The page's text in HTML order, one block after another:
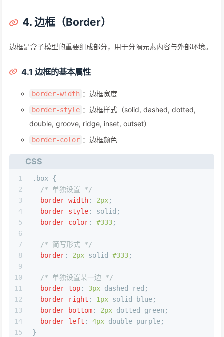
4. 边框（Border）
边框是盒子模型的重要组成部分，用于分隔元素内容与外部环境。
4.1 边框的基本属性
border-width ：边框宽度
border-style ：边框样式（solid, dashed, dotted,
double, groove, ridge, inset, outset）
border-color ：边框颜色
CSS
1
2
3
4
5
6
7
8
9
10
11
12
13
14
15
.box {
/* 单独设置 */
border-width: 2px;
border-style: solid;
border-color: #333;
/* 简写形式 */
border: 2px solid #333;
/* 单独设置某一边 */
border-top: 3px dashed red;
border-right : 1px solid blue;
border-bottom: 2px dotted green;
border-left : 4px double purple;
}